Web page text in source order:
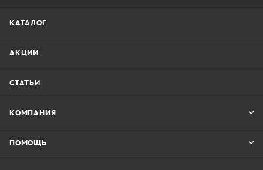
КАТАЛОГ
АКЦИИ
СТАТЬИ
КОМПАНИЯ
ПОМОЩЬ